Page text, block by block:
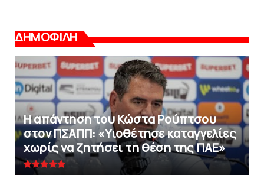
ΔΗΜΟΦΙΛΗ
Η απάντηση του Κώστα Ρούπτσου
στον ΠΣΑΠΠ: «Υιοθέτησε καταγγελίες
χωρίς να ζητήσει τη θέση της ΠAΕ»